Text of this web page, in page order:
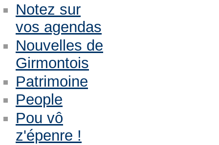
Notez sur
vos agendas
Nouvelles de
Girmontois
Patrimoine
People
Pou vô
z'épenre !